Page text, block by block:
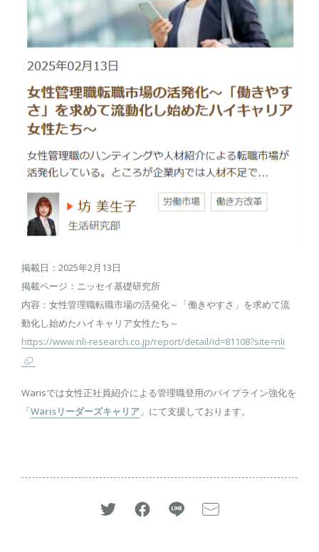
掲載日：2025年2月13日
掲載ページ：ニッセイ基礎研究所
内容：女性管理職転職市場の活発化～「働きやすさ」を求めて流
動化し始めたハイキャリア女性たち～
https://www.nli-research.co.jp/report/detail/id=81108?site=nli
Warisでは女性正社員紹介による管理職登用のパイプライン強化を
「Warisリーダーズキャリア 」にて支援しております。